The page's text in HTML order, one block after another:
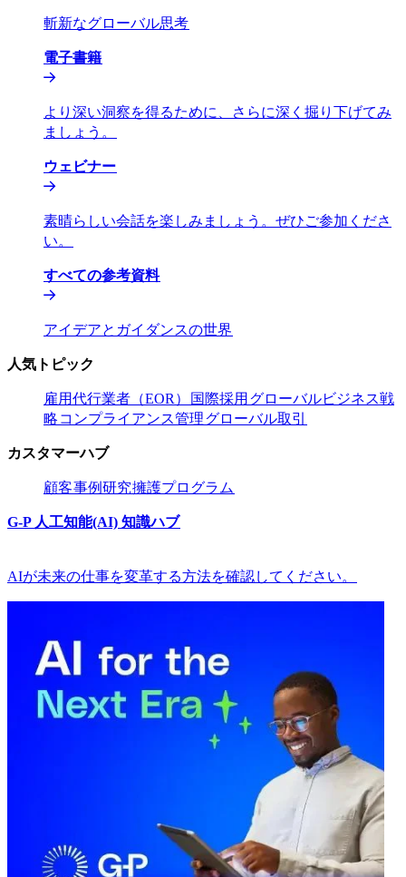
斬新なグローバル思考​​
電子書籍​​
より深い洞察を得るために、さらに深く掘り下げてみ
ましょう。​​
ウェビナー​​
素晴らしい会話を楽しみましょう。ぜひご参加くださ
い。​​
すべての参考資料​​
アイデアとガイダンスの世界​​
人気トピック​​
雇用代行業者（EOR）​​ 国際採用​​ グローバルビジネス戦
略​​ コンプライアンス管理​​グローバル取引​​
カスタマーハブ​​
顧客​​事例研究​​擁護プログラム​​
G-P 人工知能(AI) 知識ハブ​​
AIが未来の仕事を変革する方法を確認してください。​​